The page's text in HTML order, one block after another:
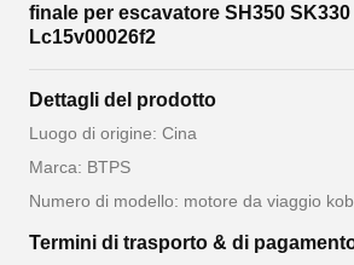
finale per escavatore SH350
Lc15v00026f2
Dettagli del prodotto
Luogo di origine: Cina
Marca: BTPS
Numero di modello: motore da viaggio
Termini di trasporto & di